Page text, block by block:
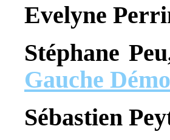
Evelyne
Stéphane
Gauche
Sébastien